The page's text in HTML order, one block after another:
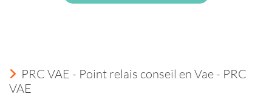
PRC VAE - Point relais conseil en Vae - PRC
VAE